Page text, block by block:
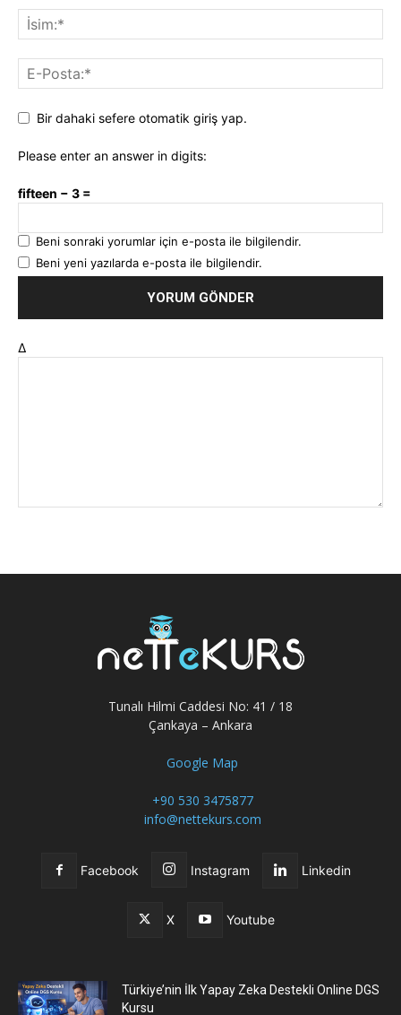
Bir dahaki sefere otomatik giriş yap.
Please enter an answer in digits:
fifteen − 3 =
Beni sonraki yorumlar için e-posta ile bilgilendir.
Beni yeni yazılarda e-posta ile bilgilendir.
Δ
Tunalı Hilmi Caddesi No: 41 / 18
Çankaya – Ankara
Google Map
+90 530 3475877
info@nettekurs.com
Facebook Instagram Linkedin
X Youtube
Türkiye’nin İlk Yapay Zeka Destekli Online DGS
Kursu